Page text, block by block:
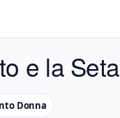
e la Seta
Donna